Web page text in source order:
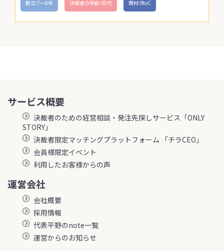
創立:7〜8年 決裁者の年齢:60代 商材:BtoC
サービス概要
決裁者のための経営相談・発注先探しサービス「ONLY
STORY」
決裁者限定マッチングプラットフォーム 「チラCEO」
会員様限定イベント
利用したお客様からの声
運営会社
会社概要
採用情報
代表平野のnote一覧
運営からのお知らせ